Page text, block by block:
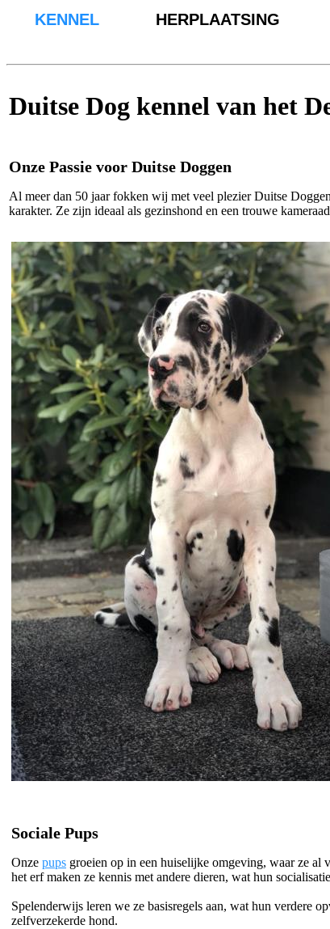
KENNEL HERPLAATSING
Duitse Dog kennel van het
Onze Passie voor Duitse Doggen
Al meer dan 50 jaar fokken wij met veel plezier Duitse
karakter. Ze zijn ideaal als gezinshond en een trouwe
Sociale Pups
Onze pups groeien op in een huiselijke omgeving, waar ze al
het erf maken ze kennis met andere dieren, wat hun
Spelenderwijs leren we ze basisregels aan, wat hun verdere
zelfverzekerde hond.